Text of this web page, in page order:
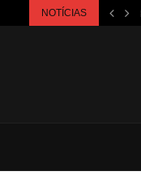
NOTÍCIAS